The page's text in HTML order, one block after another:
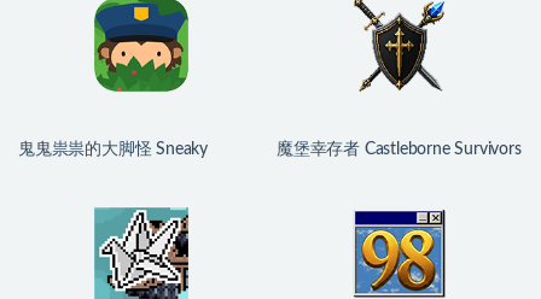
鬼鬼祟祟的大脚怪 Sneaky
魔堡幸存者 Castleborne Survivors